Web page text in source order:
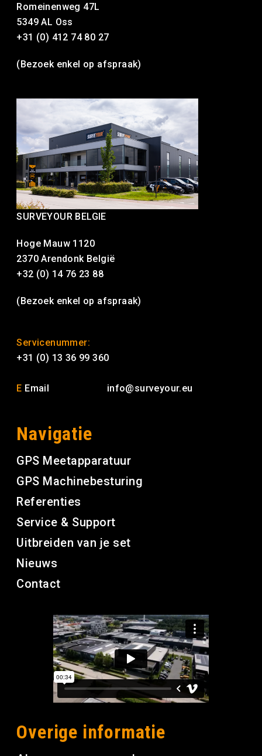
Romeinenweg 47L
5349 AL Oss
+31 (0) 412 74 80 27
(Bezoek enkel op afspraak)
SURVEYOUR BELGIE
Hoge Mauw 1120
2370 Arendonk België
+32 (0) 14 76 23 88
(Bezoek enkel op afspraak)
Servicenummer:
+31 (0) 13 36 99 360
E Email info@surveyour.eu
Navigatie
GPS Meetapparatuur
GPS Machinebesturing
Referenties
Service & Support
Uitbreiden van je set
Nieuws
Contact
Overige informatie